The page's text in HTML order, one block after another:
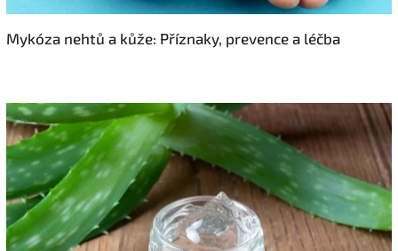
Mykóza nehtů a kůže: Příznaky, prevence a léčba